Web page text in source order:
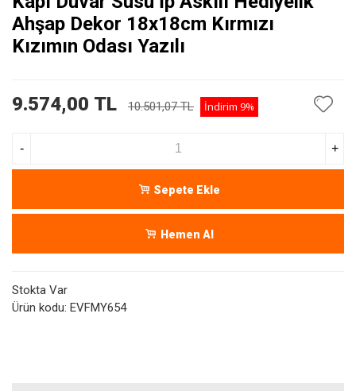
Ahşap Dekor 18x18cm Kırmızı
Kızımın Odası Yazılı
9.574,00 TL 10.501,07 TL İndirim 9%
- +
Sepete Ekle
Hemen Al
Stokta Var
Ürün kodu: EVFMY654